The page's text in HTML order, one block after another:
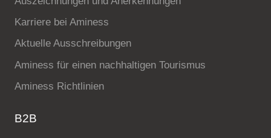
Karriere bei Aminess
Aktuelle Ausschreibungen
Aminess für einen nachhaltigen Tourismus
Aminess Richtlinien
B2B